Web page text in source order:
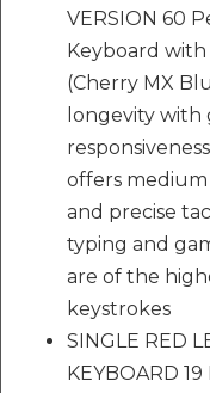
VERSION 60
Keyboard
(Cherry MX
longevity with
offers medium
and precise
typing and
are of the
keystrokes
SINGLE RED
KEYBOARD